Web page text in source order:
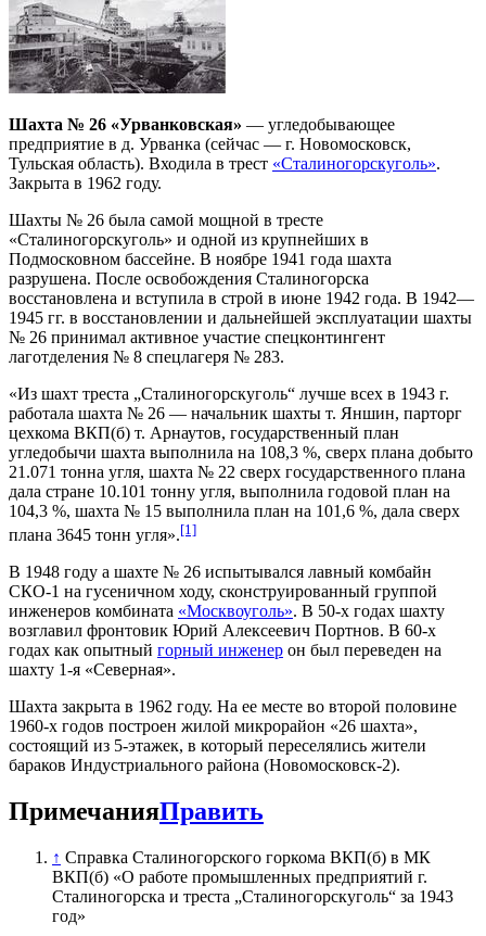
Шахта № 26 «Урванковская» — угледобывающее
предприятие в д. Урванка (сейчас — г. Новомосковск,
Тульская область). Входила в трест «Сталиногорскуголь».
Закрыта в 1962 году.
Шахты № 26 была самой мощной в тресте
«Сталиногорскуголь» и одной из крупнейших в
Подмосковном бассейне. В ноябре 1941 года шахта
разрушена. После освобождения Сталиногорска
восстановлена и вступила в строй в июне 1942 года. В 1942—
1945 гг. в восстановлении и дальнейшей эксплуатации шахты
№ 26 принимал активное участие спецконтингент
лаготделения № 8 спецлагеря № 283.
«Из шахт треста „Сталиногорскуголь“ лучше всех в 1943 г.
работала шахта № 26 — начальник шахты т. Яншин, парторг
цехкома ВКП(б) т. Арнаутов, государственный план
угледобычи шахта выполнила на 108,3 %, сверх плана добыто
21.071 тонна угля, шахта № 22 сверх государственного плана
дала стране 10.101 тонну угля, выполнила годовой план на
104,3 %, шахта № 15 выполнила план на 101,6 %, дала сверх
плана 3645 тонн угля».[1]
В 1948 году а шахте № 26 испытывался лавный комбайн
СКО-1 на гусеничном ходу, сконструированный группой
инженеров комбината «Москвоуголь». В 50-х годах шахту
возглавил фронтовик Юрий Алексеевич Портнов. В 60-х
годах как опытный горный инженер он был переведен на
шахту 1-я «Северная».
Шахта закрыта в 1962 году. На ее месте во второй половине
1960-х годов построен жилой микрорайон «26 шахта»,
состоящий из 5-этажек, в который переселялись жители
бараков Индустриального района (Новомосковск-2).
ПримечанияПравить
↑ Справка Сталиногорского горкома ВКП(б) в МК
ВКП(б) «О работе промышленных предприятий г.
Сталиногорска и треста „Сталиногорскуголь“ за 1943
год»